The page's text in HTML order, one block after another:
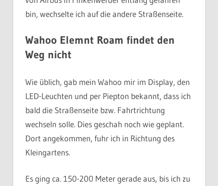
bin, wechselte ich auf die andere Straßenseite.
Wahoo Elemnt Roam findet den
Weg nicht
Wie üblich, gab mein Wahoo mir im Display, den
LED-Leuchten und per Piepton bekannt, dass ich
bald die Straßenseite bzw. Fahrtrichtung
wechseln solle. Dies geschah noch wie geplant.
Dort angekommen, fuhr ich in Richtung des
Kleingartens.
Es ging ca. 150-200 Meter gerade aus, bis ich zu